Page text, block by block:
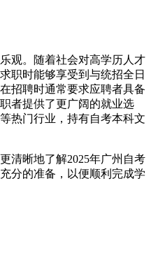
观。随着社会对高学历人才
职时能够享受到与统招全日
招聘时通常要求应聘者具备
者提供了更广阔的就业选
热门行业，持有自考本科文
清晰地了解2025年广州自考
分的准备，以便顺利完成学